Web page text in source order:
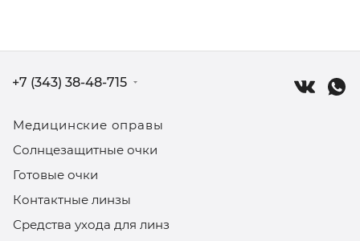
Медицинские оправы
Солнцезащитные очки
Готовые очки
Контактные линзы
Средства ухода для линз
+7 (343) 38-48-715